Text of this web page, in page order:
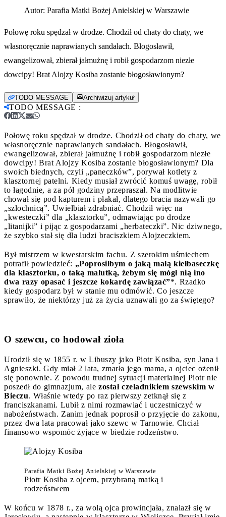
Autor: Parafia Matki Bożej Anielskiej w Warszawie
Połowę roku spędzał w drodze. Chodził od chaty do chaty, we
własnoręcznie naprawianych sandałach. Błogosławił,
ewangelizował, zbierał jałmużnę i robił gospodarzom niezłe
dowcipy! Brat Alojzy Kosiba zostanie błogosławionym?
TODO MESSAGE Archiwizuj artykuł
TODO MESSAGE :
Połowę roku spędzał w drodze. Chodził od chaty do chaty, we
własnoręcznie naprawianych sandałach. Błogosławił,
ewangelizował, zbierał jałmużnę i robił gospodarzom niezłe
dowcipy! Brat Alojzy Kosiba zostanie błogosławionym? Dla
swoich biednych, czyli „paneczków”, porywał kotlety z
klasztornej patelni. Kiedy musiał zwrócić komuś uwagę, robił
to łagodnie, a za pół godziny przepraszał. Na modlitwie
chował się pod kapturem i płakał, dlatego bracia nazywali go
„szlochnicą”. Uwielbiał zdrabniać. Chodził więc na
„kwesteczki” dla „klasztorku”, odmawiając po drodze
„litanijki” i pijąc z gospodarzami „herbateczki”. Nic dziwnego,
że szybko stał się dla ludzi braciszkiem Alojzeczkiem.
Był mistrzem w kwestarskim fachu. Z szerokim uśmiechem
potrafił powiedzieć: „Poprosiłbym o jaką małą kiełbaseczkę
dla klasztorku, o taką malutką, żebym się mógł nią ino
dwa razy opasać i jeszcze kokardę zawiązać”*. Rzadko
kiedy gospodarz był w stanie mu odmówić. Co jeszcze
sprawiło, że niektórzy już za życia uznawali go za świętego?
O szewcu, co hodował zioła
Urodził się w 1855 r. w Libuszy jako Piotr Kosiba, syn Jana i
Agnieszki. Gdy miał 2 lata, zmarła jego mama, a ojciec ożenił
się ponownie. Z powodu trudnej sytuacji materialnej Piotr nie
poszedł do gimnazjum, ale został czeladnikiem szewskim w
Bieczu. Właśnie wtedy po raz pierwszy zetknął się z
franciszkanami. Lubił z nimi rozmawiać i uczestniczyć w
nabożeństwach. Zanim jednak poprosił o przyjęcie do zakonu,
przez dwa lata pracował jako szewc w Tarnowie. Chciał
finansowo wspomóc żyjące w biedzie rodzeństwo.
Parafia Matki Bożej Anielskiej w Warszawie
Piotr Kosiba z ojcem, przybraną matką i
rodzeństwem
W końcu w 1878 r., za wolą ojca prowincjała, znalazł się w